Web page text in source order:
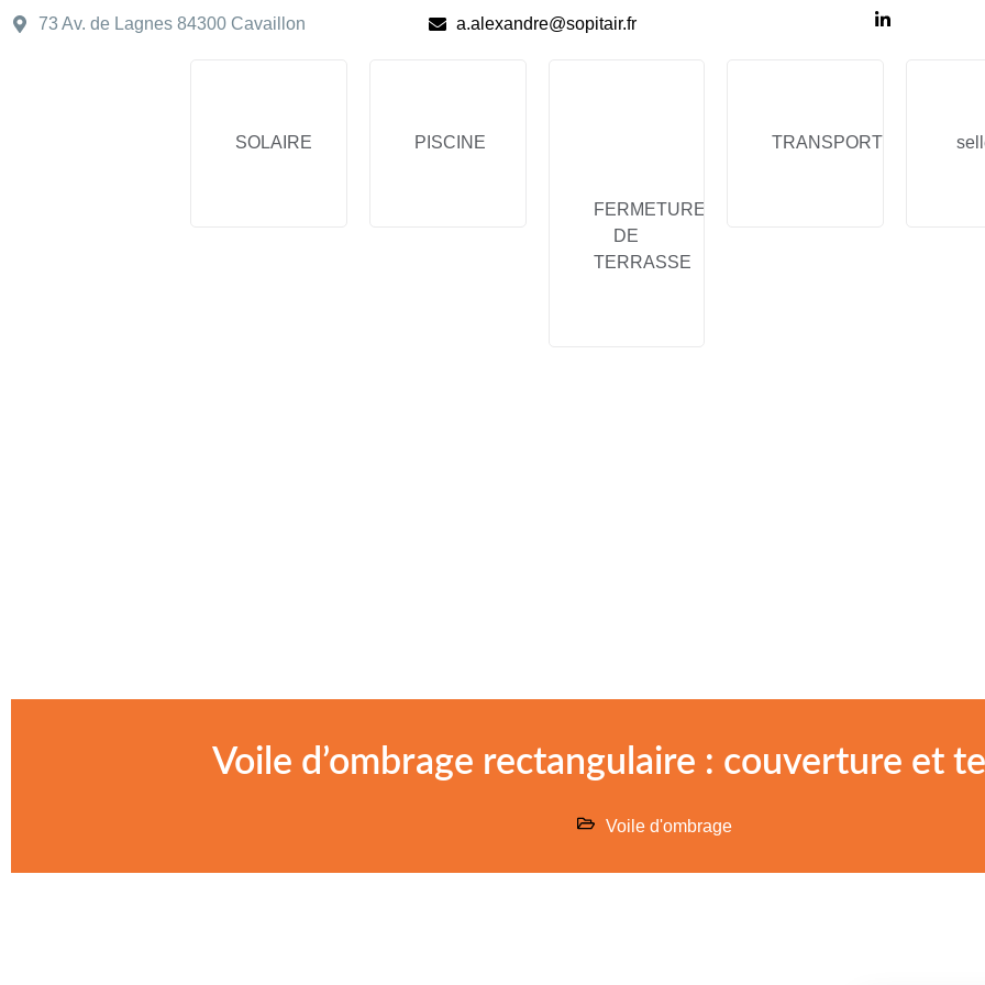
73 Av. de Lagnes 84300 Cavaillon a.alexandre@sopitair.fr
SOLAIRE PISCINE
FERMETURE
DE
TERRASSE
TRANSPORT
Voile d’ombrage rectangulaire : couverture et
Voile d'ombrage